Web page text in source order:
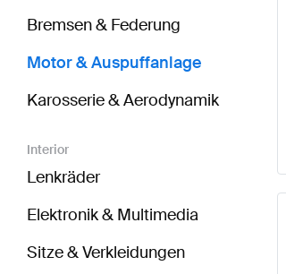
Bremsen & Federung
Motor & Auspuffanlage
Karosserie & Aerodynamik
Interior
Lenkräder
Elektronik & Multimedia
Sitze & Verkleidungen